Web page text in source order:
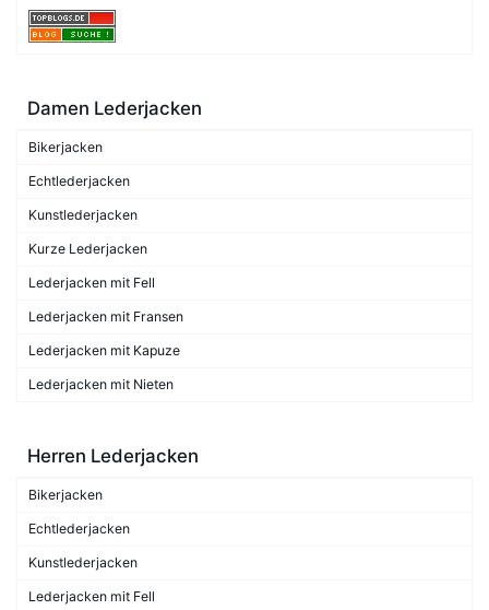
Damen Lederjacken
Bikerjacken
Echtlederjacken
Kunstlederjacken
Kurze Lederjacken
Lederjacken mit Fell
Lederjacken mit Fransen
Lederjacken mit Kapuze
Lederjacken mit Nieten
Herren Lederjacken
Bikerjacken
Echtlederjacken
Kunstlederjacken
Lederjacken mit Fell